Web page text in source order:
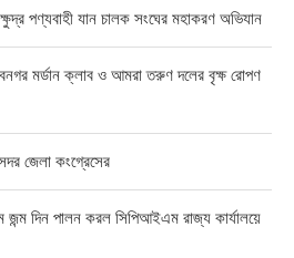
পণ্যবাহী যান চালক সংঘের মহাকরণ অভিযান
মর্ডান ক্লাব ও আমরা তরুণ দলের বৃক্ষ রোপণ
জেলা কংগ্রেসের
দিন পালন করল সিপিআইএম রাজ্য কার্যালয়ে